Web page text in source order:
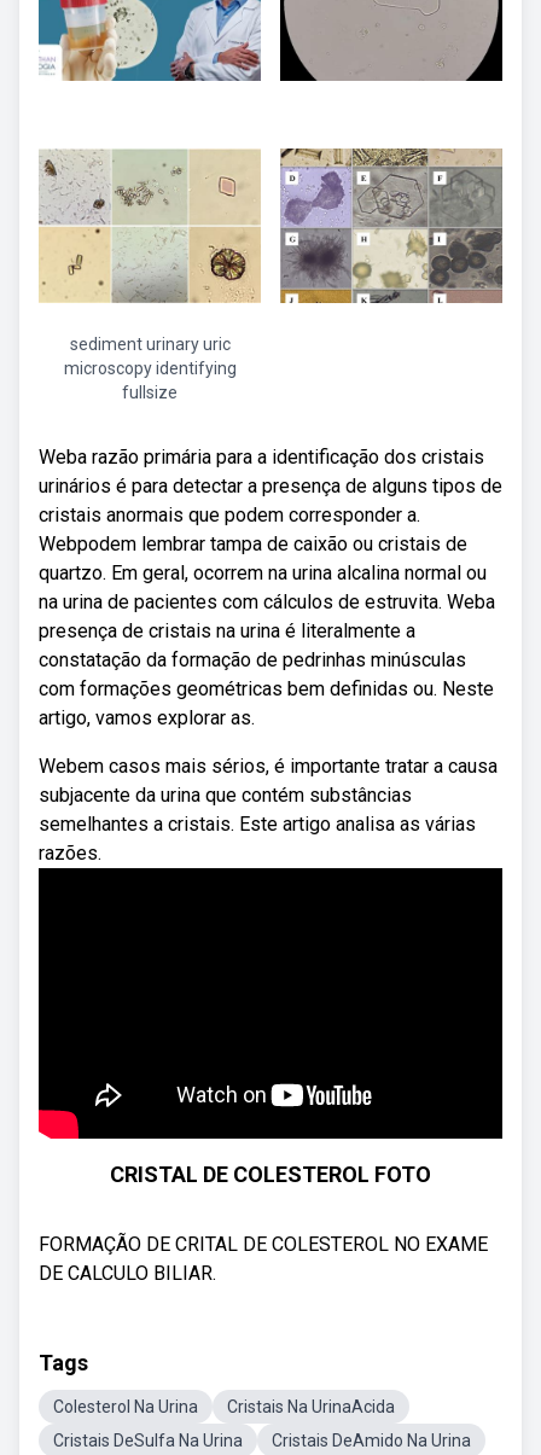
sediment urinary uric
microscopy identifying
fullsize
Weba razão primária para a identificação dos cristais
urinários é para detectar a presença de alguns tipos de
cristais anormais que podem corresponder a.
Webpodem lembrar tampa de caixão ou cristais de
quartzo. Em geral, ocorrem na urina alcalina normal ou
na urina de pacientes com cálculos de estruvita. Weba
presença de cristais na urina é literalmente a
constatação da formação de pedrinhas minúsculas
com formações geométricas bem definidas ou. Neste
artigo, vamos explorar as.
Webem casos mais sérios, é importante tratar a causa
subjacente da urina que contém substâncias
semelhantes a cristais. Este artigo analisa as várias
razões.
CRISTAL DE COLESTEROL FOTO
FORMAÇÃO DE CRITAL DE COLESTEROL NO EXAME
DE CALCULO BILIAR.
Tags
Colesterol Na Urina
Cristais Na UrinaAcida
Cristais DeSulfa Na Urina
Cristais DeAmido Na Urina